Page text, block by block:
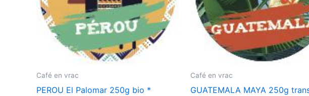
Café en vrac
PEROU El Palomar 250g bio *
Café en vrac
GUATEMALA MAYA 250g